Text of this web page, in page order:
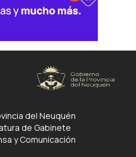
del Neuquén
de Gabinete
y Comunicación